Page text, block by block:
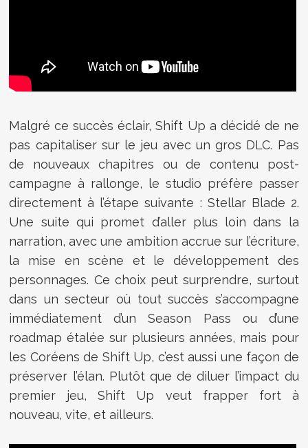
Malgré ce succès éclair, Shift Up a décidé de ne
pas capitaliser sur le jeu avec un gros DLC. Pas
de nouveaux chapitres ou de contenu post-
campagne à rallonge, le studio préfère passer
directement à l’étape suivante : Stellar Blade 2.
Une suite qui promet d’aller plus loin dans la
narration, avec une ambition accrue sur l’écriture,
la mise en scène et le développement des
personnages. Ce choix peut surprendre, surtout
dans un secteur où tout succès s’accompagne
immédiatement d’un Season Pass ou d’une
roadmap étalée sur plusieurs années, mais pour
les Coréens de Shift Up, c’est aussi une façon de
préserver l’élan. Plutôt que de diluer l’impact du
premier jeu, Shift Up veut frapper fort à
nouveau, vite, et ailleurs.